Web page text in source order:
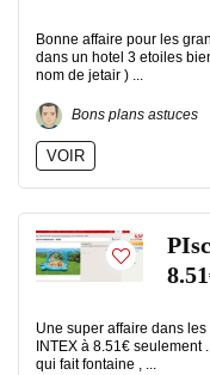
Bonne affaire pour les
dans un hotel 3 etoiles
nom de jetair ) ...
Bons plans astuces
VOIR
Une super affaire dans
INTEX à 8.51€
qui fait fontaine , ...